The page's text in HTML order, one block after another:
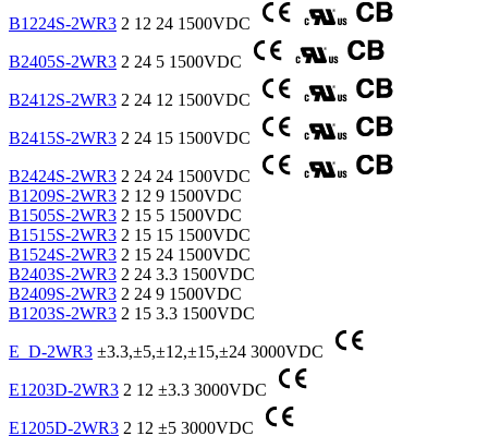
B1224S-2WR3 2 12 24 1500VDC
B2405S-2WR3 2 24 5 1500VDC
B2412S-2WR3 2 24 12 1500VDC
B2415S-2WR3 2 24 15 1500VDC
B2424S-2WR3 2 24 24 1500VDC
B1209S-2WR3 2 12 9 1500VDC
B1505S-2WR3 2 15 5 1500VDC
B1515S-2WR3 2 15 15 1500VDC
B1524S-2WR3 2 15 24 1500VDC
B2403S-2WR3 2 24 3.3 1500VDC
B2409S-2WR3 2 24 9 1500VDC
B1203S-2WR3 2 15 3.3 1500VDC
E_D-2WR3 ±3.3,±5,±12,±15,±24 3000VDC
E1203D-2WR3 2 12 ±3.3 3000VDC
E1205D-2WR3 2 12 ±5 3000VDC